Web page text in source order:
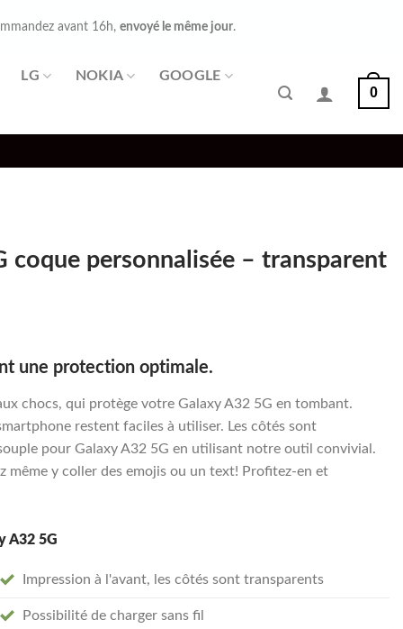
avant 16h, envoyé le même jour.
LG NOKIA GOOGLE
0
coque personnalisée – transparent
une protection optimale.
chocs, qui protège votre Galaxy A32 5G en tombant.
restent faciles à utiliser. Les côtés sont
pour Galaxy A32 5G en utilisant notre outil convivial.
même y coller des emojis ou un text! Profitez-en et
A32 5G
Impression à l'avant, les côtés sont transparents
Possibilité de charger sans fil